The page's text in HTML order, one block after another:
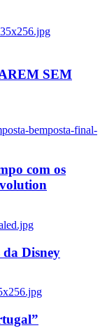
SEM
bemposta-final-
com os
Disney